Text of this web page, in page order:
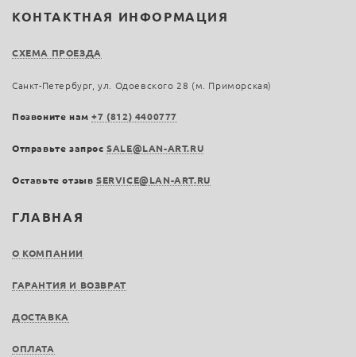
ГЛАВНАЯ
О КОМПАНИИ
ГАРАНТИЯ И ВОЗВРАТ
ДОСТАВКА
ОПЛАТА
КОНТАКТНАЯ ИНФОРМАЦИЯ
СХЕМА ПРОЕЗДА
Санкт-Петербург, ул. Одоевского 28 (м. Приморская)
Позвоните нам+7 (812) 4400777
Отправьте запросSALE@LAN-ART.RU
Оставьте отзыв SERVICE@LAN-ART.RU